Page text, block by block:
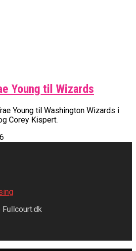
Young til Wizards
Young til Washington Wizards i
Corey Kispert.